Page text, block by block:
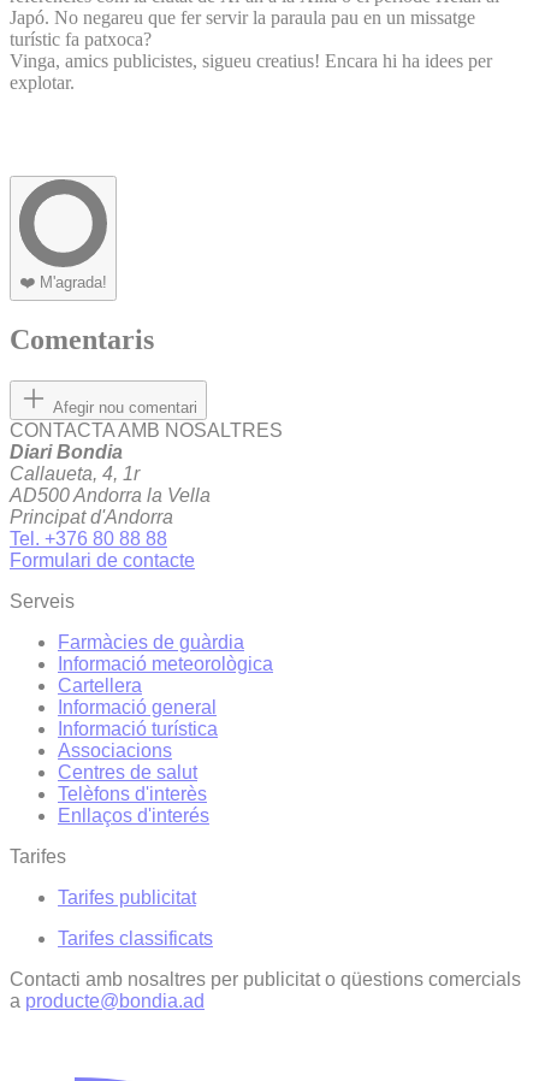
Japó. No negareu que fer servir la paraula pau en un missatge
turístic fa patxoca?
Vinga, amics publicistes, sigueu creatius! Encara hi ha idees per
explotar.
❤️ M'agrada!
Comentaris
Afegir nou comentari
CONTACTA AMB NOSALTRES
Diari Bondia
Callaueta, 4, 1r
AD500 Andorra la Vella
Principat d'Andorra
Tel. +376 80 88 88
Formulari de contacte
Serveis
Farmàcies de guàrdia
Informació meteorològica
Cartellera
Informació general
Informació turística
Associacions
Centres de salut
Telèfons d'interès
Enllaços d'interés
Tarifes
Tarifes publicitat
Tarifes classificats
Contacti amb nosaltres per publicitat o qüestions comercials
a producte@bondia.ad